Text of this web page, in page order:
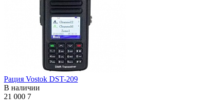
Рация Vostok DST-209
В наличии
21 000 7